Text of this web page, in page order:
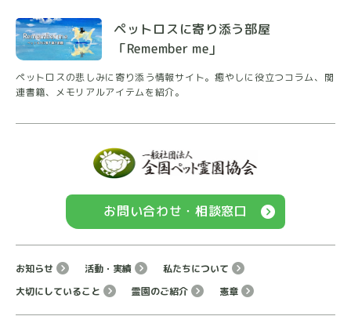
ペットロスに寄り添う部屋
「Remember me」
ペットロスの悲しみに寄り添う情報サイト。癒やしに役立つコラム、関
連書籍、メモリアルアイテムを紹介。
お問い合わせ・相談窓口
お知らせ 活動・実績
私たちについて
大切にしていること
霊園のご紹介 憲章